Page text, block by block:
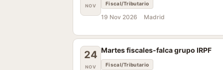
NOV Fiscal/Tributario
19 Nov 2026 Madrid
24
NOV
Martes fiscales-falca grupo IRPF
Fiscal/Tributario